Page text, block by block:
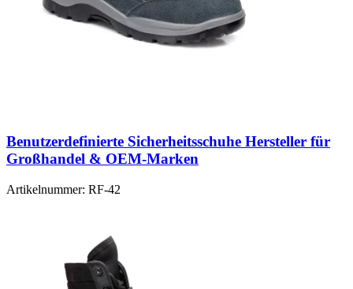
Benutzerdefinierte Sicherheitsschuhe Hersteller für
Großhandel & OEM-Marken
Artikelnummer: RF-42